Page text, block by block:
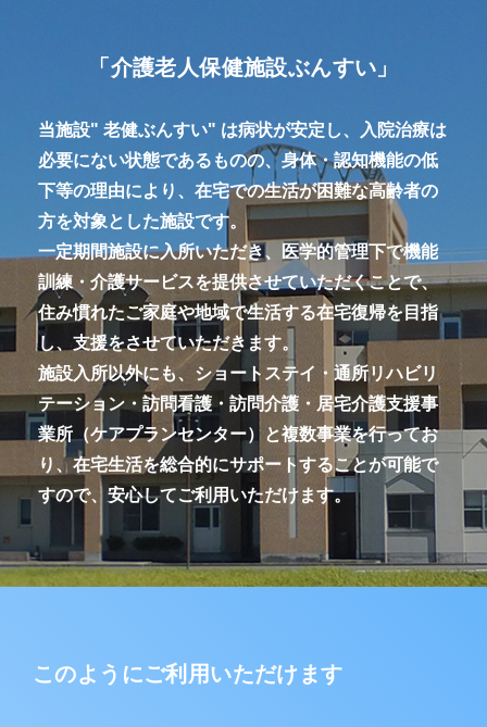
「介護老人保健施設ぶんすい」
当施設" 老健ぶんすい" は病状が安定し、入院治療は
必要にない状態であるものの、身体・認知機能の低
下等の理由により、在宅での生活が困難な高齢者の
方を対象とした施設です。
一定期間施設に入所いただき、医学的管理下で機能
訓練・介護サービスを提供させていただくことで、
住み慣れたご家庭や地域で生活する在宅復帰を目指
し、支援をさせていただきます。
施設入所以外にも、ショートステイ・通所リハビリ
テーション・訪問看護・訪問介護・居宅介護支援事
業所（ケアプランセンター）と複数事業を行ってお
り、在宅生活を総合的にサポートすることが可能で
すので、安心してご利用いただけます。
このようにご利用いただけます